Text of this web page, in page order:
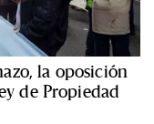
la oposición
de Propiedad